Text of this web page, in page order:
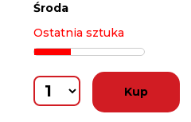
Środa
Ostatnia sztuka
Kup